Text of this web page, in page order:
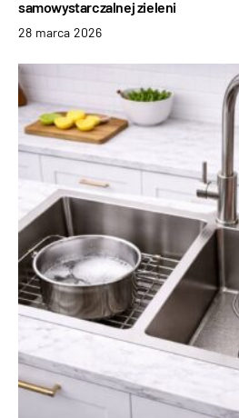
samowystarczalnej zieleni
28 marca 2026